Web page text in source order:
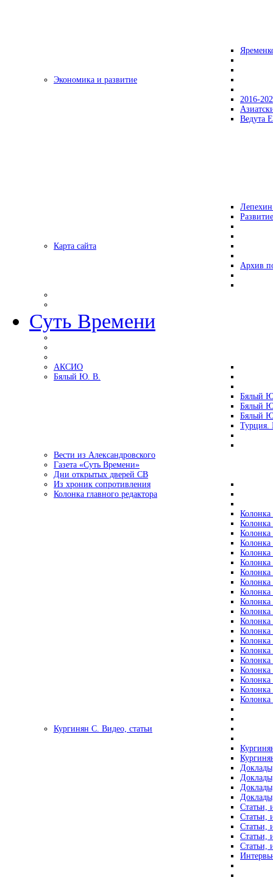
Экономика и развитие
2016-
Ведута
Карта сайта
Архив
Суть Времени
АКСИО
Бялый Ю. В.
Бялый
Бялый
Бялый
Турция.
Вести из Александровского
Газета «Суть Времени»
Дни открытых дверей СВ
Из хроник сопротивления
Колонка главного редактора
Колонка
Колонка
Колонка
Колонка
Колонка
Колонка
Колонка
Колонка
Колонка
Колонка
Колонка
Колонка
Колонка
Колонка
Колонка
Колонка
Колонка
Колонка
Колонка
Колонка
Кургинян С. Видео, статьи
Статьи,
Статьи,
Статьи,
Статьи,
Статьи,